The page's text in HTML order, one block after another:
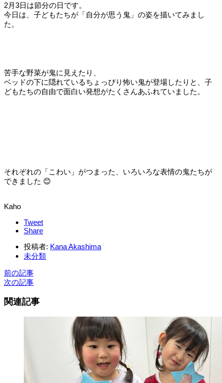
2月3日は節分の日です。
今日は、子どもたちが「自分が思う鬼」の姿を描いてみまし
た。
苦手な野菜が鬼に見えたり、
ベッドの下に隠れているちょっぴり怖い鬼が登場したりと、子
どもたちの自由で面白い発想がたくさんあふれていました。
それぞれの「こわい」がつまった、 いろいろな表情の鬼たちが
できました 😊
Kaho
Tweet
Share
投稿者: Kana Akashima
未分類
前の記事
次の記事
関連記事